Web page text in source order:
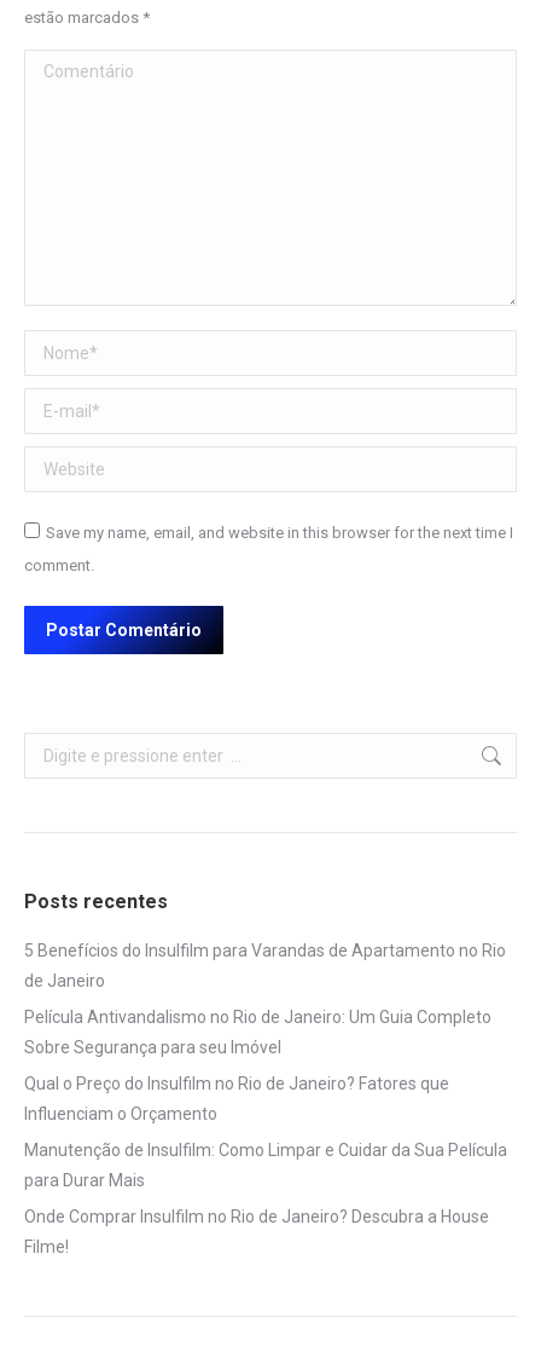
estão marcados *
Comentário
Nome *
E-mail *
Website
Save my name, email, and website in this browser for the next time I
comment.
Postar Comentário
Search:
Posts recentes
5 Benefícios do Insulfilm para Varandas de Apartamento no Rio
de Janeiro
Película Antivandalismo no Rio de Janeiro: Um Guia Completo
Sobre Segurança para seu Imóvel
Qual o Preço do Insulfilm no Rio de Janeiro? Fatores que
Influenciam o Orçamento
Manutenção de Insulfilm: Como Limpar e Cuidar da Sua Película
para Durar Mais
Onde Comprar Insulfilm no Rio de Janeiro? Descubra a House
Filme!